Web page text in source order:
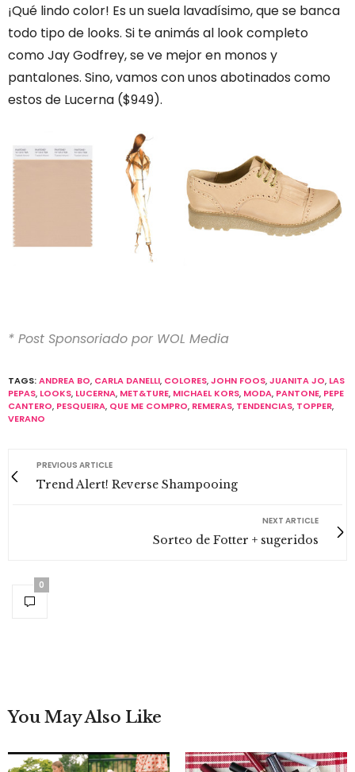
¡Qué lindo color! Es un suela lavadísimo, que se banca
todo tipo de looks. Si te animás al look completo
como Jay Godfrey, se ve mejor en monos y
pantalones. Sino, vamos con unos abotinados como
estos de Lucerna ($949).
* Post Sponsoriado por WOL Media
TAGS:ANDREA BO, CARLA DANELLI, COLORES,JOHN FOOS,JUANITA JO, LAS
PEPAS, LOOKS, LUCERNA, MET&TURE, MICHAEL KORS, MODA, PANTONE, PEPE
CANTERO, PESQUEIRA, QUE ME COMPRO, REMERAS, TENDENCIAS, TOPPER,
VERANO
PREVIOUS ARTICLE
Trend Alert! Reverse Shampooing
NEXT ARTICLE
Sorteo de Fotter + sugeridos
0
You May Also Like